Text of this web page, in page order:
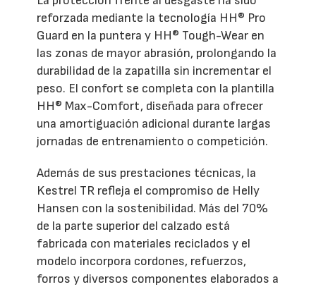
reforzada mediante la tecnología HH® Pro
Guard en la puntera y HH® Tough-Wear en
las zonas de mayor abrasión, prolongando la
durabilidad de la zapatilla sin incrementar el
peso. El confort se completa con la plantilla
HH® Max-Comfort, diseñada para ofrecer
una amortiguación adicional durante largas
jornadas de entrenamiento o competición.
Además de sus prestaciones técnicas, la
Kestrel TR refleja el compromiso de Helly
Hansen con la sostenibilidad. Más del 70%
de la parte superior del calzado está
fabricada con materiales reciclados y el
modelo incorpora cordones, refuerzos,
forros y diversos componentes elaborados a